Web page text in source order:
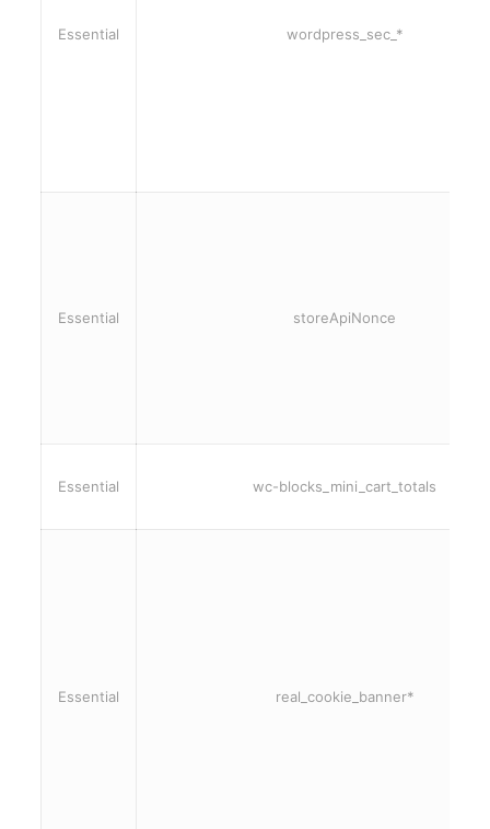
Essential wordpress_sec_*
Essential storeApiNonce
Essential wc-blocks_mini_cart_totals
Essential real_cookie_banner*